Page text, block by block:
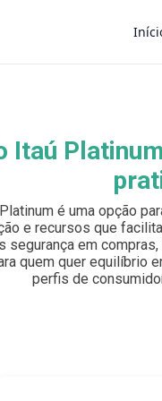
Itaú
é uma opção
e recursos que
segurança em
quem quer equilíbrio
perfis de